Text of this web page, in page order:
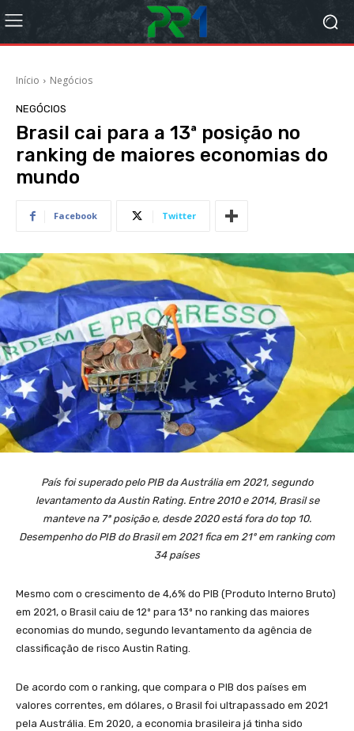
Início Negócios
NEGÓCIOS
Brasil cai para a 13ª posição no
ranking de maiores economias do
mundo
Facebook Twitter
País foi superado pelo PIB da Austrália em 2021, segundo
levantamento da Austin Rating. Entre 2010 e 2014, Brasil se
manteve na 7ª posição e, desde 2020 está fora do top 10.
Desempenho do PIB do Brasil em 2021 fica em 21º em ranking com
34 países
Mesmo com o crescimento de 4,6% do PIB (Produto Interno Bruto)
em 2021, o Brasil caiu de 12º para 13º no ranking das maiores
economias do mundo, segundo levantamento da agência de
classificação de risco Austin Rating.
De acordo com o ranking, que compara o PIB dos países em
valores correntes, em dólares, o Brasil foi ultrapassado em 2021
pela Austrália. Em 2020, a economia brasileira já tinha sido